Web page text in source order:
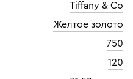
Tiffany & Co
Желтое золото
750
120